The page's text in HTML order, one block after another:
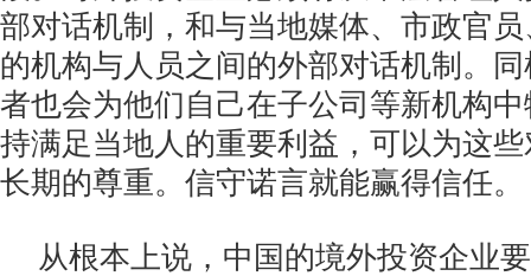
部对话机制，和与当地媒体、市政官
的机构与人员之间的外部对话机制。
者也会为他们自己在子公司等新机构
持满足当地人的重要利益，可以为这
长期的尊重。信守诺言就能赢得信任。
从根本上说，中国的境外投资企业